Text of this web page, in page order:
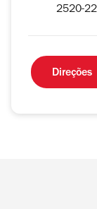
2520-
Direções